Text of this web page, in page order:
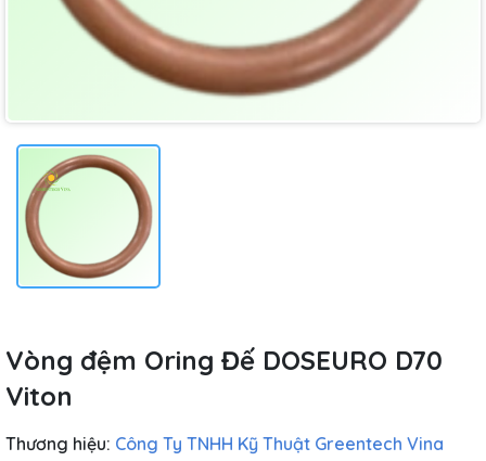
Vòng đệm Oring Đế DOSEURO D70
Viton
Thương hiệu: Công Ty TNHH Kỹ Thuật Greentech Vina